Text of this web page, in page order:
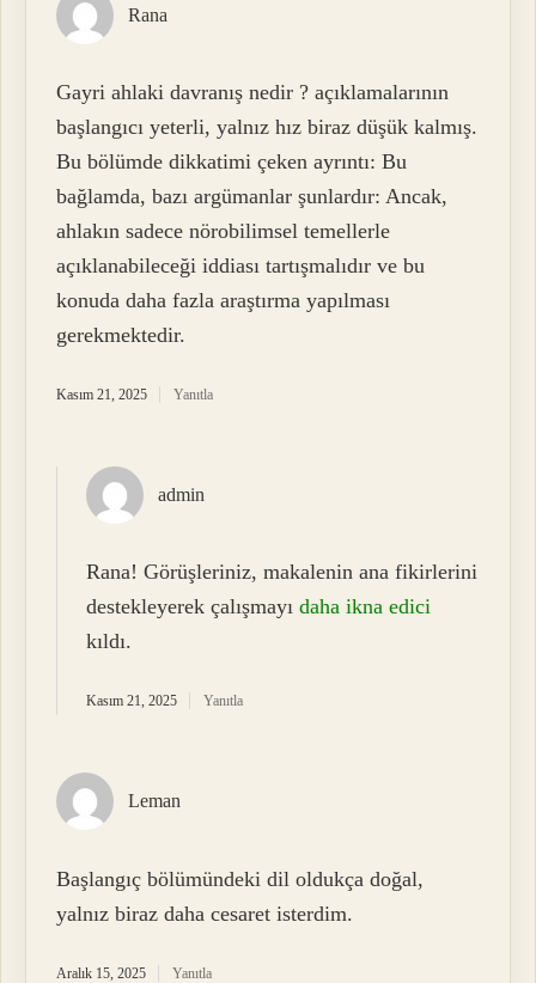
Rana
Gayri ahlaki davranış nedir ? açıklamalarının
başlangıcı yeterli, yalnız hız biraz düşük kalmış.
Bu bölümde dikkatimi çeken ayrıntı: Bu
bağlamda, bazı argümanlar şunlardır: Ancak,
ahlakın sadece nörobilimsel temellerle
açıklanabileceği iddiası tartışmalıdır ve bu
konuda daha fazla araştırma yapılması
gerekmektedir.
Kasım 21, 2025 Yanıtla
admin
Rana! Görüşleriniz, makalenin ana fikirlerini
destekleyerek çalışmayıdaha ikna edici
kıldı.
Kasım 21, 2025 Yanıtla
Leman
Başlangıç bölümündeki dil oldukça doğal,
yalnız biraz daha cesaret isterdim.
Aralık 15, 2025 Yanıtla